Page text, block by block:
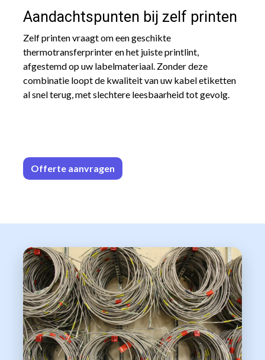
Aandachtspunten bij zelf printen
Zelf printen vraagt om een geschikte
thermotransferprinter en het juiste printlint,
afgestemd op uw labelmateriaal. Zonder deze
combinatie loopt de kwaliteit van uw kabel etiketten
al snel terug, met slechtere leesbaarheid tot gevolg.
Offerte aan​​vrag​​en